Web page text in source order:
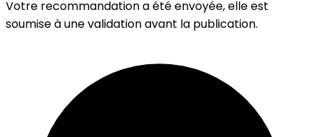
Votre recommandation a été envoyée, elle est
soumise à une validation avant la publication.